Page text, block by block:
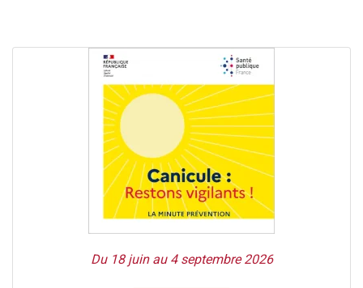
Du 18 juin au 4 septembre 2026